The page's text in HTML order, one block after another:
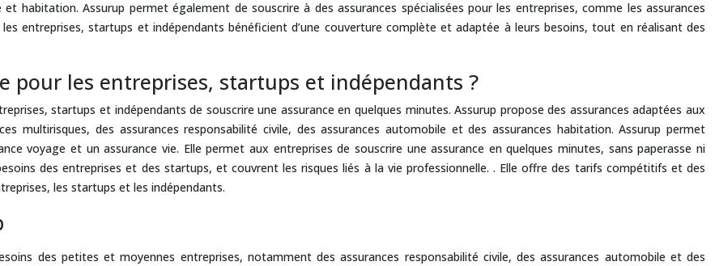
habitation. Assurup permet également de souscrire à des assurances spécialisées pour les entreprises, comme les assurances
entreprises, startups et indépendants bénéficient d’une couverture complète et adaptée à leurs besoins, tout en réalisant des
pour les entreprises, startups et indépendants ?
startups et indépendants de souscrire une assurance en quelques minutes. Assurup propose des assurances adaptées aux
multirisques, des assurances responsabilité civile, des assurances automobile et des assurances habitation. Assurup permet
voyage et un assurance vie. Elle permet aux entreprises de souscrire une assurance en quelques minutes, sans paperasse ni
des entreprises et des startups, et couvrent les risques liés à la vie professionnelle. . Elle offre des tarifs compétitifs et des
les startups et les indépendants.
des petites et moyennes entreprises, notamment des assurances responsabilité civile, des assurances automobile et des